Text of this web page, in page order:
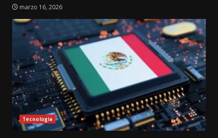
marzo 16, 2026
Tecnología